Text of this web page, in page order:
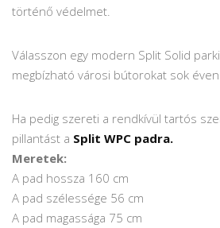
történő védelmet.
Válasszon egy modern Split Solid
megbízható városi bútorokat sok
Ha pedig szereti a rendkívül tartós
pillantást a Split WPC padra.
Meretek:
A pad hossza 160 cm
A pad szélessége 56 cm
A pad magassága 75 cm